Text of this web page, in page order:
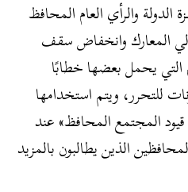
والرأي العام المحافظ
المعارك وانخفاض سقف
التي يحمل بعضها خطابًا
للتحرر، ويتم استخدامها
المجتمع المحافظ» عند
الذين يطالبون بالمزيد